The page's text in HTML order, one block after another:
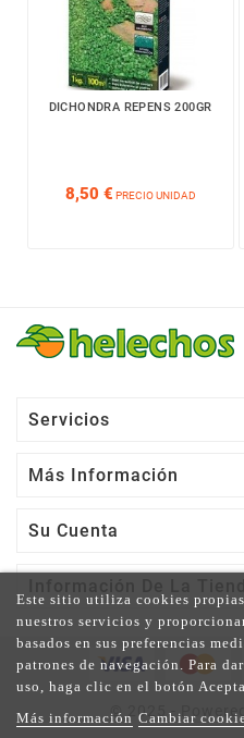
DICHONDRA REPENS 200GR
8,50 € PRECIO UNIDAD
Servicios
Más Información
Su Cuenta
Este sitio utiliza cookies
nuestros servicios y
basados en sus preferencias
patrones de navegación. Para
uso, haga clic en el botón
Más información Cambiar
© 2025 -